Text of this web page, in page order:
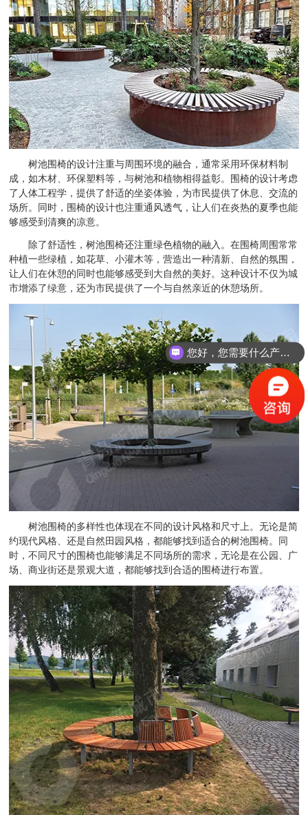
树池围椅的设计注重与周围环境的融合，通常采用环保材料制
成，如木材、环保塑料等，与树池和植物相得益彰。围椅的设计考虑
了人体工程学，提供了舒适的坐姿体验，为市民提供了休息、交流的
场所。同时，围椅的设计也注重通风透气，让人们在炎热的夏季也能
够感受到清爽的凉意。
除了舒适性，树池围椅还注重绿色植物的融入。在围椅周围常常
种植一些绿植，如花草、小灌木等，营造出一种清新、自然的氛围，
让人们在休憩的同时也能够感受到大自然的美好。这种设计不仅为城
市增添了绿意，还为市民提供了一个与自然亲近的休憩场所。
树池围椅的多样性也体现在不同的设计风格和尺寸上。无论是简
约现代风格、还是自然田园风格，都能够找到适合的树池围椅。同
时，不同尺寸的围椅也能够满足不同场所的需求，无论是在公园、广
场、商业街还是景观大道，都能够找到合适的围椅进行布置。
您好，您需要什么产品？